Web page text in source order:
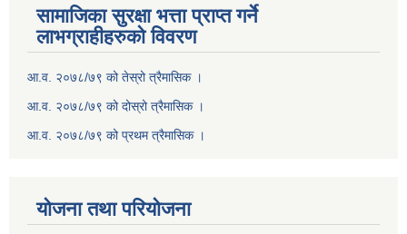
सामाजिका सुरक्षा भत्ता प्राप्त गर्ने
लाभग्राहीहरुको विवरण
आ.व. २०७८/७९ को तेस्रो त्रैमासिक ।
आ.व. २०७८/७९ को दोस्रो त्रैमासिक ।
आ.व. २०७८/७९ को प्रथम त्रैमासिक ।
योजना तथा परियोजना